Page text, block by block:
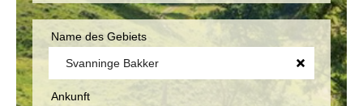
Name des Gebiets
Ankunft